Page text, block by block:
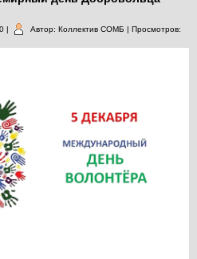
| Автор: Коллектив СОМБ | Просмотров: